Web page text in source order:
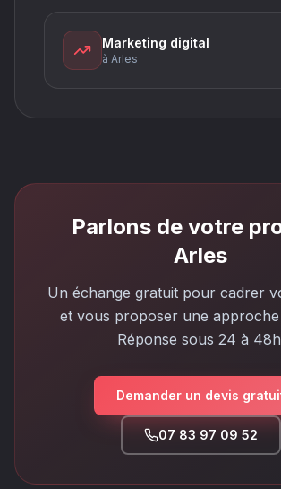
Marketing digital
à Arles
Parlons de votre
Arles
Un échange gratuit pour cadrer
et vous proposer une approche
Réponse sous 24 à
Demander un devis
07 83 97 09 52